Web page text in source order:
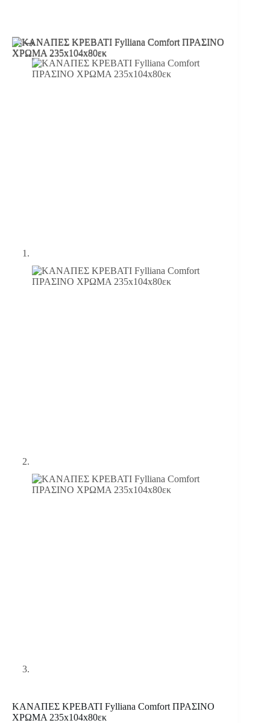
ΚΑΝΑΠΕΣ ΚΡΕΒΑΤΙ Fylliana Comfort ΠΡΑΣΙΝΟ
ΧΡΩΜΑ 235x104x80εκ